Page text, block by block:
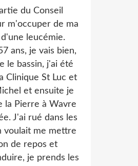
du Conseil
m'occuper de ma
leucémie.
ans, je vais bien,
le bassin, j'ai été
Clinique St Luc et
et ensuite je
la Pierre à Wavre
J'ai rué dans les
voulait me mettre
de repos et
je prends les